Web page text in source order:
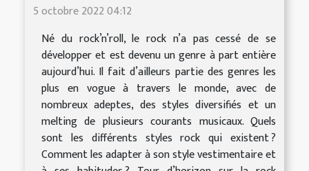
5 octobre 2022 04:12
Né du rock’n’roll, le rock n’a pas cessé de se
développer et est devenu un genre à part entière
aujourd’hui. Il fait d’ailleurs partie des genres les
plus en vogue à travers le monde, avec de
nombreux adeptes, des styles diversifiés et un
melting de plusieurs courants musicaux. Quels
sont les différents styles rock qui existent ?
Comment les adapter à son style vestimentaire et